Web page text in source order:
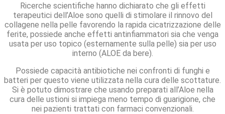
Ricerche scientifiche hanno dichiarato che gli effetti
terapeutici dell’Aloe sono quelli di stimolare il rinnovo del
collagene nella pelle favorendo la rapida cicatrizzazione delle
ferite, possiede anche effetti antinfiammatori sia che venga
usata per uso topico (esternamente sulla pelle) sia per uso
interno (ALOE da bere).
Possiede capacità antibiotiche nei confronti di funghi e
batteri per questo viene utilizzata nella cura delle scottature.
Si è potuto dimostrare che usando preparati all’Aloe nella
cura delle ustioni si impiega meno tempo di guarigione, che
nei pazienti trattati con farmaci convenzionali.